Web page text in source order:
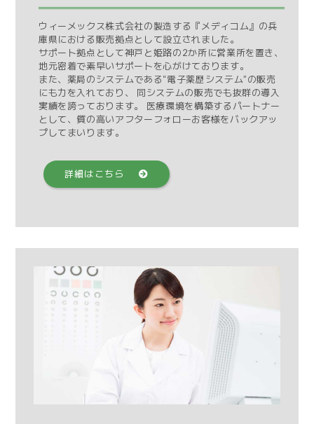
ウィーメックス株式会社の製造する『メディコム』の兵
庫県における販売拠点として設立されました。
サポート拠点として神戸と姫路の2か所に営業所を置き、
地元密着で素早いサポートを心がけております。
また、薬局のシステムである“電子薬歴システム”の販売
にも力を入れており、 同システムの販売でも抜群の導入
実績を誇っております。 医療環境を構築するパートナー
として、質の高いアフターフォローお客様をバックアッ
プしてまいります。
詳細はこちら